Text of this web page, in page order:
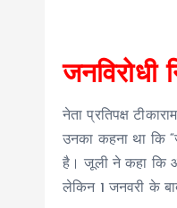
नेता प्रतिपक्ष
उनका कहना था कि
है। जूली ने कहा कि
लेकिन 1 जनवरी के